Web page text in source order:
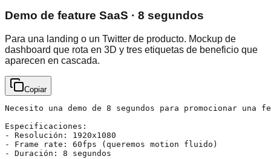
Demo de feature SaaS · 8 segundos
Para una landing o un Twitter de producto. Mockup de
dashboard que rota en 3D y tres etiquetas de beneficio que
aparecen en cascada.
Copiar
Necesito una demo de 8 segundos para promocionar una
Especificaciones:
- Resolución: 1920x1080
- Frame rate: 60fps (queremos motion fluido)
- Duración: 8 segundos